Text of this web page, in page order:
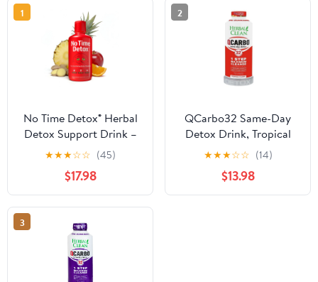
1
No Time Detox® Herbal
Detox Support Drink –
Fruit Punch – 32 fl oz
★★★☆☆ (45)
$17.98
2
QCarbo32 Same-Day
Detox Drink, Tropical
Fruit Flavor (32 fl oz)
★★★☆☆ (14)
$13.98
3